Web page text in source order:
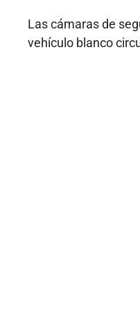
Las cámaras de
vehículo blanco